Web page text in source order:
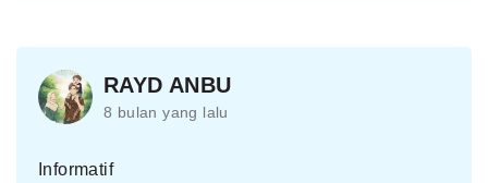
RAYD ANBU
8 bulan yang lalu
Informatif